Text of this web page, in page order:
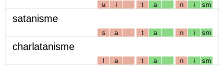
ʁ i t a n i sm
satanisme
s a t a n i sm
charlatanisme
l a t a n i sm